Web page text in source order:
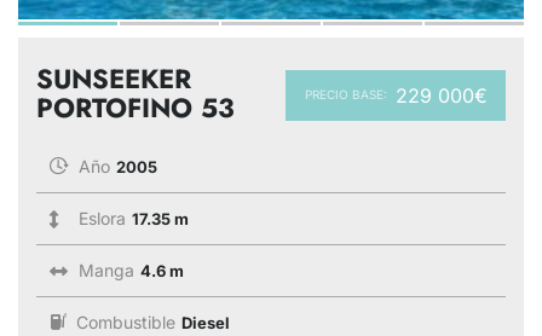
PRECIO BASE: 229 000€
SUNSEEKER
PORTOFINO 53
Año 2005
Eslora 17.35 m
Manga 4.6 m
Combustible Diesel